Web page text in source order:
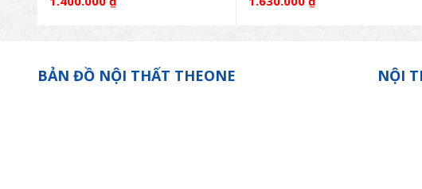
BẢN ĐỒ NỘI THẤT THEONE NỘI